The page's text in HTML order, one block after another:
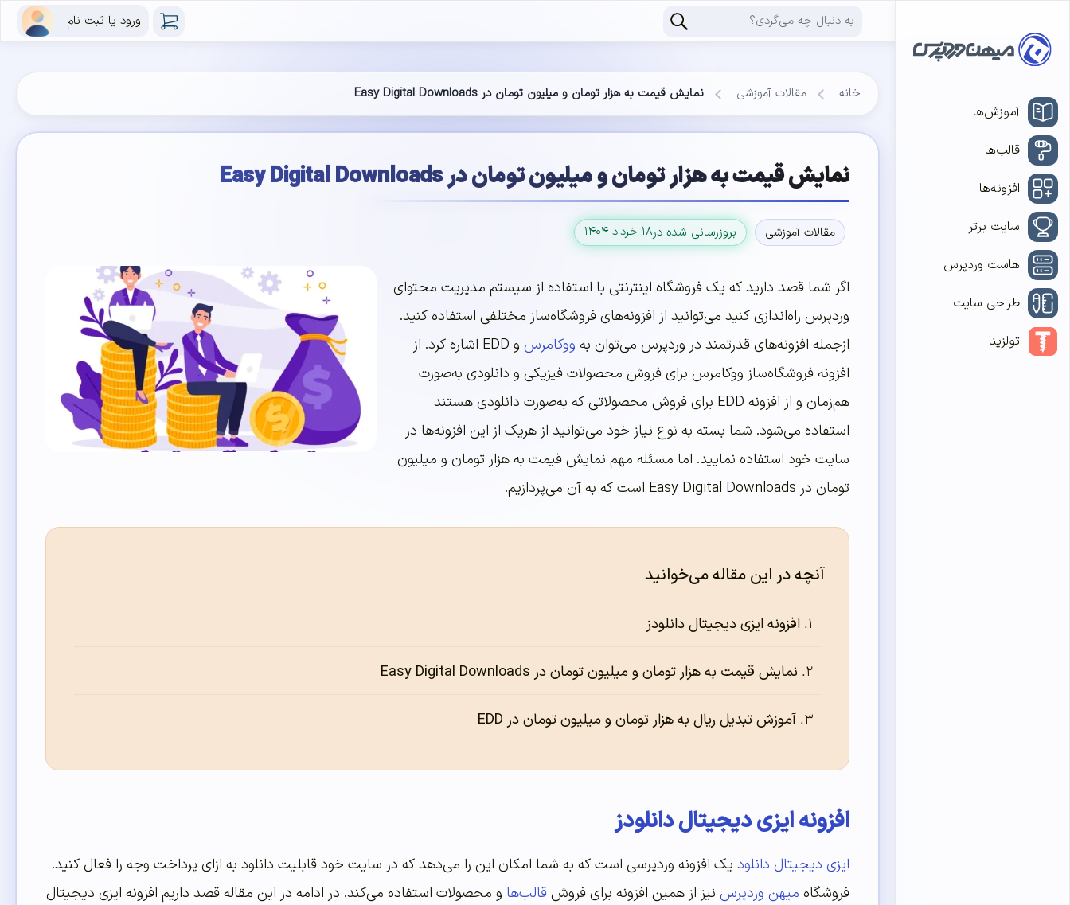
ورود یا ثبت نام
آموزش‌ها
قالب‌ها
افزونه‌ها
سایت برتر
هاست وردپرس
طراحی سایت
تولزینا
خانه مقالات آموزشی نمایش قیمت به هزار تومان و میلیون تومان در Easy Digital Downloads
نمایش قیمت به هزار تومان و میلیون تومان در Easy Digital Downloads
مقالات آموزشی بروزرسانی شده در۱۸ خرداد ۱۴۰۴
اگر شما قصد دارید که یک فروشگاه اینترنتی با استفاده از سیستم مدیریت محتوای
وردپرس راه‌اندازی کنید می‌توانید از افزونه‌های فروشگاه‌ساز مختلفی استفاده کنید.
ازجمله افزونه‌های قدرتمند در وردپرس می‌توان به ووکامرس
و EDD اشاره کرد. از
افزونه فروشگاه‌ساز ووکامرس برای فروش محصولات فیزیکی و دانلودی به‌صورت
هم‌زمان و از افزونه EDD برای فروش محصولاتی که به‌صورت دانلودی هستند
استفاده می‌شود. شما بسته به نوع نیاز خود می‌توانید از هریک از این افزونه‌ها در
سایت خود استفاده نمایید. اما مسئله مهم نمایش قیمت به هزار تومان و میلیون
تومان در Easy Digital Downloads است که به آن می‌پردازیم.
آنچه در این مقاله می‌خوانید
افزونه ایزی دیجیتال دانلودز
نمایش قیمت به هزار تومان و میلیون تومان در Easy Digital Downloads
آموزش تبدیل ریال به هزار تومان و میلیون تومان در EDD
افزونه ایزی دیجیتال دانلودز
ایزی دیجیتال دانلود یک افزونه وردپرسی است که به شما امکان این را می‌دهد که در سایت خود قابلیت دانلود به ازای پرداخت وجه را فعال کنید.
فروشگاه میهن وردپرس نیز از همین افزونه برای فروشقالب‌ها و محصولات استفاده می‌کند. در ادامه در این مقاله قصد داریم افزونه ایزی دیجیتال